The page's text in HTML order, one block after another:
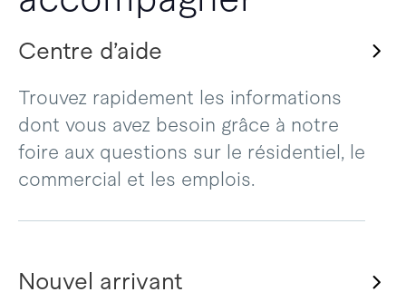
Centre d’aide
Trouvez rapidement les informations
dont vous avez besoin grâce à notre
foire aux questions sur le résidentiel, le
commercial et les emplois.
Nouvel arrivant